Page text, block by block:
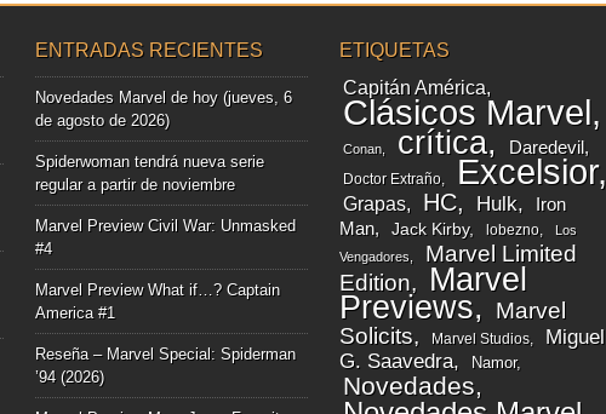
ENTRADAS RECIENTES
Novedades Marvel de hoy (jueves, 6
de agosto de 2026)
Spiderwoman tendrá nueva serie
regular a partir de noviembre
Marvel Preview Civil War: Unmasked
#4
Marvel Preview What if…? Captain
America #1
Reseña – Marvel Special: Spiderman
’94 (2026)
ETIQUETAS
Capitán América
Clásicos Marvel
Conan crítica Daredevil
Doctor Extraño Excelsior
Grapas HC Hulk
Iron
Man
Jack Kirby lobezno
Los
Vengadores
Marvel Limited
Edition
Marvel
Previews
Marvel
Solicits
Marvel Studios
Miguel
G. Saavedra
Namor
Novedades